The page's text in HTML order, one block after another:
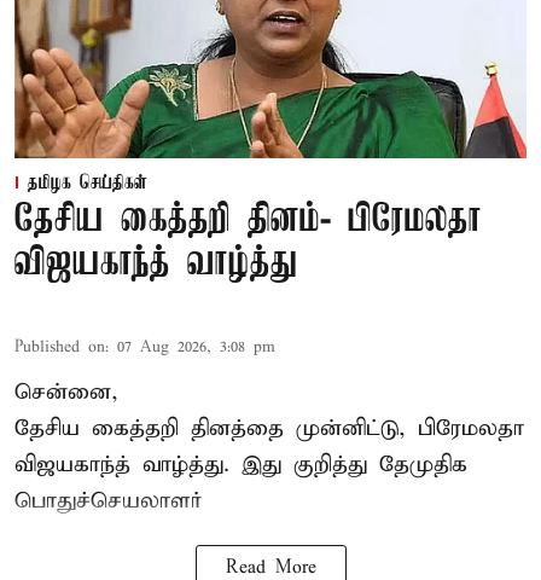
தமிழக செய்திகள்
தேசிய கைத்தறி தினம்- பிரேமலதா
விஜயகாந்த் வாழ்த்து
Published on: 07 Aug 2026, 3:08 pm
சென்னை,
தேசிய கைத்தறி தினத்தை முன்னிட்டு, பிரேமலதா
விஜயகாந்த் வாழ்த்து. இது குறித்து தேமுதிக
பொதுச்செயலாளர்
Read More